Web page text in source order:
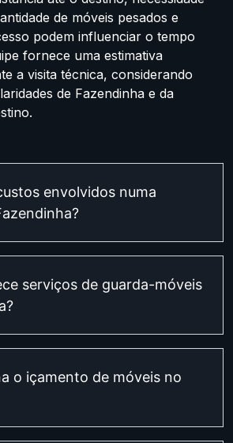
de móveis pesados e
podem influenciar o tempo
fornece uma estimativa
a visita técnica, considerando
de Fazendinha e da
envolvidos numa
serviços de guarda-móveis
o içamento de móveis no